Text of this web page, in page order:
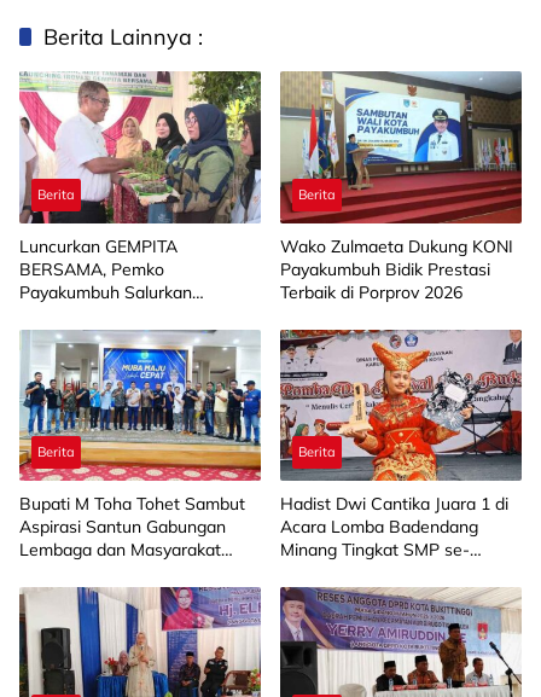
Berita Lainnya :
Berita
Luncurkan GEMPITA
BERSAMA, Pemko
Payakumbuh Salurkan
kepada 15 KWT
Berita
Wako Zulmaeta Dukung KONI
Payakumbuh Bidik Prestasi
Terbaik di Porprov 2026
Berita
Bupati M Toha Tohet Sambut
Aspirasi Santun Gabungan
Lembaga dan Masyarakat
Berita
Hadist Dwi Cantika Juara 1 di
Acara Lomba Badendang
Minang Tingkat SMP se-